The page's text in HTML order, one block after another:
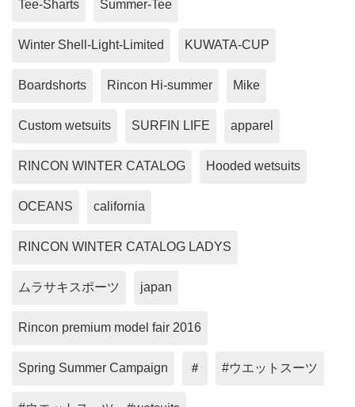
Tee-Sharts Summer-Tee
Winter Shell-Light-Limited KUWATA-CUP
Boardshorts Rincon Hi-summer Mike
Custom wetsuits SURFIN LIFE apparel
RINCON WINTER CATALOG Hooded wetsuits
OCEANS california
RINCON WINTER CATALOG LADYS
ムラサキスポーツ japan
Rincon premium model fair 2016
Spring Summer Campaign ＃ #ウエットスーツ